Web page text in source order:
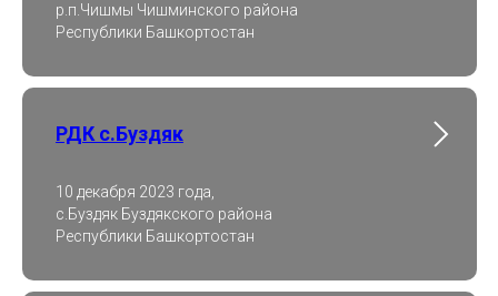
р.п.Чишмы Чишминского района
Республики Башкортостан
РДК с.Буздяк
10 декабря 2023 года,
с.Буздяк Буздякского района
Республики Башкортостан